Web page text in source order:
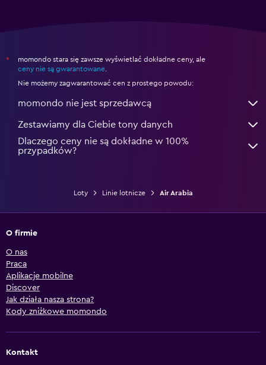
*
momondo stara się zawsze wyświetlać dokładne ceny, ale
ceny nie są gwarantowane
Nie możemy zagwarantować cen z prostego powodu:
momondo nie jest sprzedawcą
Zestawiamy dla Ciebie tony danych
Dlaczego ceny nie są dokładne w 100%
przypadków?
Loty Linie lotnicze Air Arabia
O firmie
O nas
Praca
Aplikacje mobilne
Discover
Jak działa nasza strona?
Kody zniżkowe momondo
Kontakt